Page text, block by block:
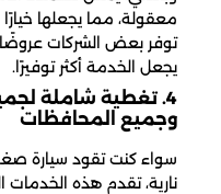
معقولة، مما يجعلها
توفر بعض الشركات عروضًا
يجعل الخدمة أكثر توفيرًا.
4. تغطية شاملة
وجميع المحافظات
سواء كنت تقود سيارة
نارية، تقدم هذه الخدمات